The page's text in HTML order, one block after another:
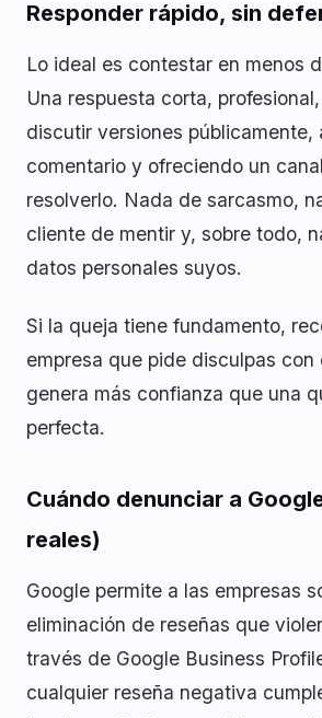
Responder rápido, sin
Lo ideal es contestar en menos
Una respuesta corta,
discutir versiones públicamente,
comentario y ofreciendo un
resolverlo. Nada de sarcasmo,
cliente de mentir y, sobre todo,
datos personales suyos.
Si la queja tiene fundamento,
empresa que pide disculpas con
genera más confianza que una
perfecta.
Cuándo denunciar a
reales)
Google permite a las empresas
eliminación de reseñas que
través de Google Business
cualquier reseña negativa